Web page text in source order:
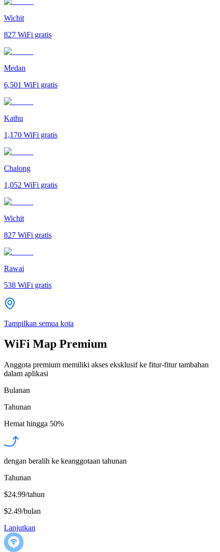
Wichit
827 WiFi gratis
Medan
6,501 WiFi gratis
Kathu
1,170 WiFi gratis
Chalong
1,052 WiFi gratis
Wichit
827 WiFi gratis
Rawai
538 WiFi gratis
Tampilkan semua kota
WiFi Map Premium
Anggota premium memiliki akses eksklusif ke fitur-fitur tambahan
dalam aplikasi
Bulanan
Tahunan
Hemat hingga 50%
dengan beralih ke keanggotaan tahunan
Tahunan
$24.99/tahun
$2.49/bulan
Lanjutkan